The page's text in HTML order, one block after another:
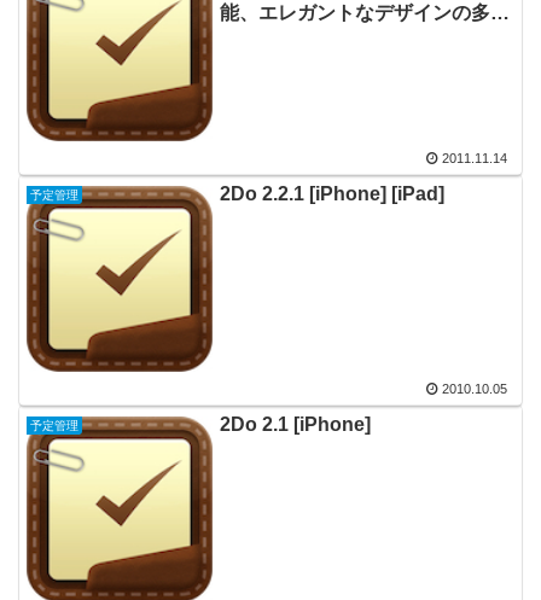
能、エレガントなデザインの多機
2011.11.14
予定管理 2Do 2.2.1 [iPhone] [iPad]
2010.10.05
予定管理 2Do 2.1 [iPhone]